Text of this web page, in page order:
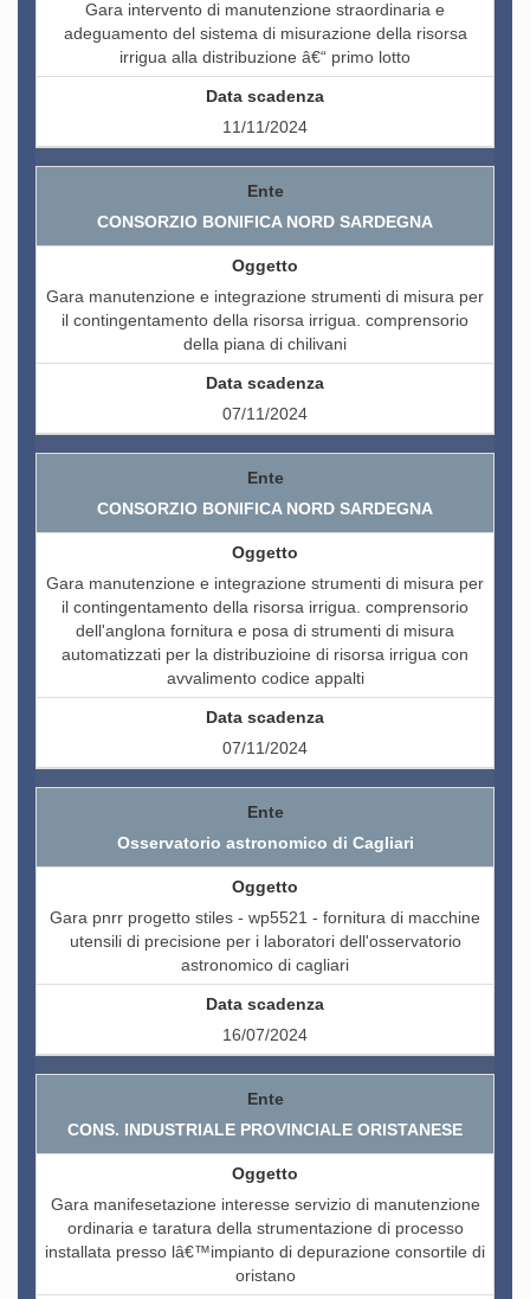
Gara intervento di manutenzione straordinaria e
adeguamento del sistema di misurazione della risorsa
irrigua alla distribuzione â€“ primo lotto
11/11/2024
CONSORZIO BONIFICA NORD SARDEGNA
Gara manutenzione e integrazione strumenti di misura per
il contingentamento della risorsa irrigua. comprensorio
della piana di chilivani
07/11/2024
CONSORZIO BONIFICA NORD SARDEGNA
Gara manutenzione e integrazione strumenti di misura per
il contingentamento della risorsa irrigua. comprensorio
dell'anglona fornitura e posa di strumenti di misura
automatizzati per la distribuzioine di risorsa irrigua con
avvalimento codice appalti
07/11/2024
Osservatorio astronomico di Cagliari
Gara pnrr progetto stiles - wp5521 - fornitura di macchine
utensili di precisione per i laboratori dell'osservatorio
astronomico di cagliari
16/07/2024
CONS. INDUSTRIALE PROVINCIALE ORISTANESE
Gara manifesetazione interesse servizio di manutenzione
ordinaria e taratura della strumentazione di processo
installata presso lâ€™impianto di depurazione consortile di
oristano